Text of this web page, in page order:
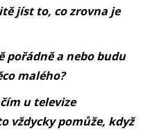
jíst to, co zrovna je
pořádně a nebo budu
malého?
u televize
vždycky pomůže, když